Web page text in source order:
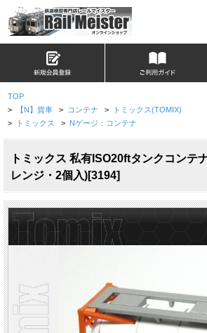
TOP
> 【N】貨車 > コンテナ > トミックス(TOMIX)
> トミックス > Nゲージ：コンテナ
トミックス 私有ISO20ftタンクコンテ
レンジ・2個入)[3194]